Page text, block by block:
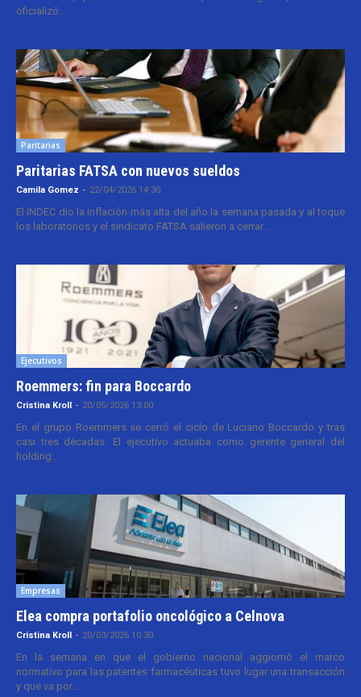
oficializó...
Paritarias
Paritarias FATSA con nuevos sueldos
Camila Gomez - 22/04/2026 14:30
El INDEC dio la inflación más alta del año la semana pasada y al toque
los laboratorios y el sindicato FATSA salieron a cerrar...
Ejecutivos
Roemmers: fin para Boccardo
Cristina Kroll - 20/05/2026 13:00
En el grupo Roemmers se cerró el ciclo de Luciano Boccardo y tras
casi tres décadas. El ejecutivo actuaba como gerente general del
holding...
Empresas
Elea compra portafolio oncológico a Celnova
Cristina Kroll - 20/03/2026 10:30
En la semana en que el gobierno nacional aggiornó el marco
normativo para las patentes farmacéuticas tuvo lugar una transacción
y que va por...